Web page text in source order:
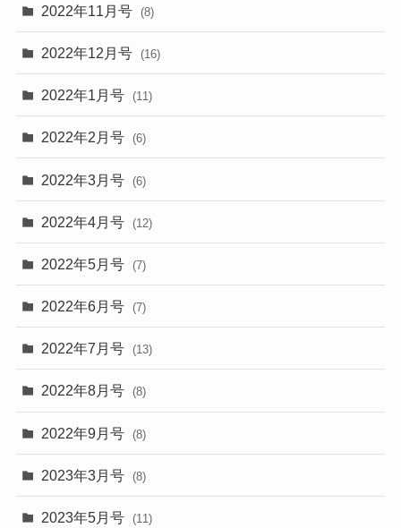
2022年11月号 (8)
2022年12月号 (16)
2022年1月号 (11)
2022年2月号 (6)
2022年3月号 (6)
2022年4月号 (12)
2022年5月号 (7)
2022年6月号 (7)
2022年7月号 (13)
2022年8月号 (8)
2022年9月号 (8)
2023年3月号 (8)
2023年5月号 (11)